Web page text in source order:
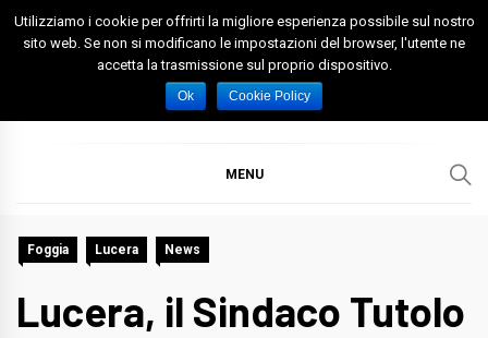
Skip
Spazio Foggia
Foggia News Calcio Eventi e Attività nella Capitanata
MENU
Foggia Lucera News
Lucera, il Sindaco Tutolo
Utilizziamo i cookie per offrirti la migliore esperienza possibile sul nostro
sito web. Se non si modificano le impostazioni del browser, l'utente ne
accetta la trasmissione sul proprio dispositivo.
Ok Cookie Policy